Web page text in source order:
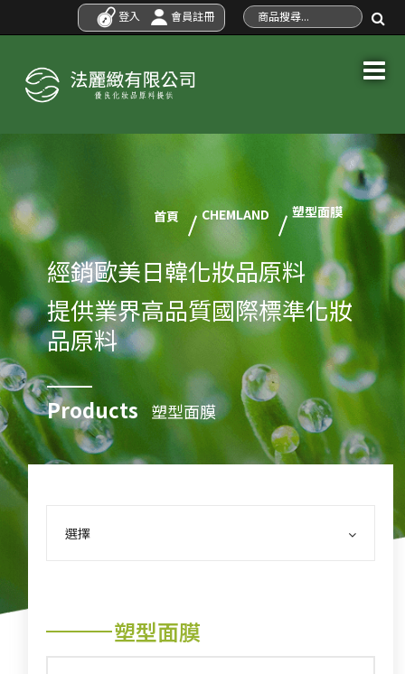
登入 會員註冊
首頁 CHEMLAND 塑型面膜
經銷歐美日韓化妝品原料
提供業界高品質國際標準化妝
品原料
Products 塑型面膜
選擇
塑型面膜